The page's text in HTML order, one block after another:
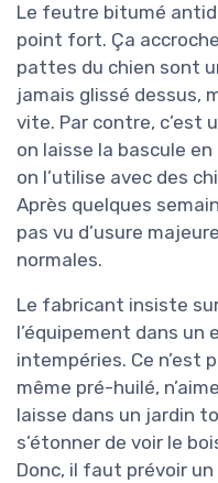
Le feutre bitumé
point fort. Ça
pattes du chien sont
jamais glissé dessus,
vite. Par contre, c’est
on laisse la bascule
on l’utilise avec des
Après quelques
pas vu d’usure
normales.
Le fabricant insiste
l’équipement dans un
intempéries. Ce n’est
même pré-huilé,
laisse dans un jardin
s’étonner de voir le
Donc, il faut prévoir